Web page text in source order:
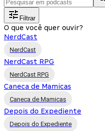
Filtrar
O que você quer ouvir?
NerdCast
NerdCast
NerdCast RPG
NerdCast RPG
Caneca de Mamicas
Caneca de Mamicas
Depois do Expediente
Depois do Expediente